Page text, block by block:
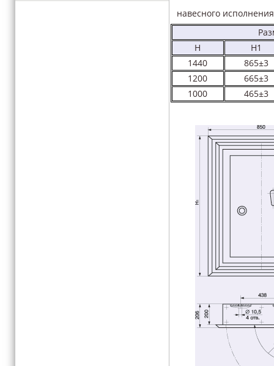
навесного исполнения
H
H1
1440
865±3
1200
665±3
1000
465±3